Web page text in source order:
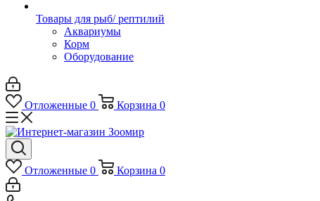
Товары для рыб/ рептилий
Аквариумы
Корм
Оборудование
Отложенные 0 Корзина 0
Отложенные 0 Корзина 0